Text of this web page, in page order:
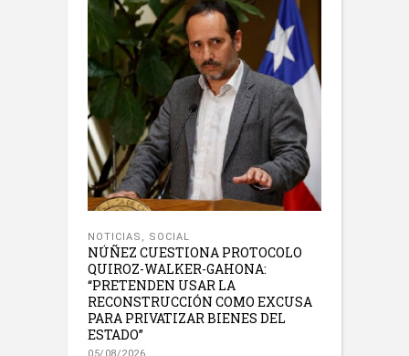
NOTICIAS , SOCIAL
NÚÑEZ CUESTIONA PROTOCOLO
QUIROZ-WALKER-GAHONA:
“PRETENDEN USAR LA
RECONSTRUCCIÓN COMO EXCUSA
PARA PRIVATIZAR BIENES DEL
ESTADO”